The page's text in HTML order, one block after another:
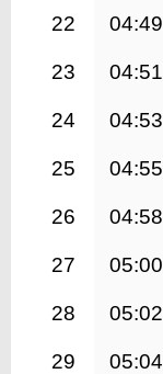
22 04:49
23 04:51
24 04:53
25 04:55
26 04:58
27 05:00
28 05:02
29 05:04